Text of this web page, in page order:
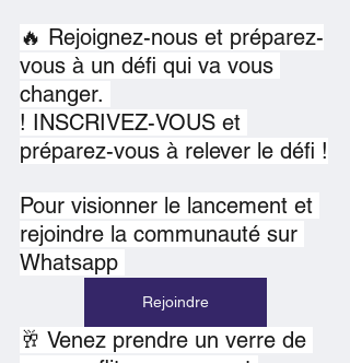
🔥 Rejoignez-nous et préparez-
vous à un défi qui va vous
changer.
! INSCRIVEZ-VOUS et
préparez-vous à relever le défi !
Pour visionner le lancement et
rejoindre la communauté sur
Whatsapp
Rejoindre
🥂 Venez prendre un verre de